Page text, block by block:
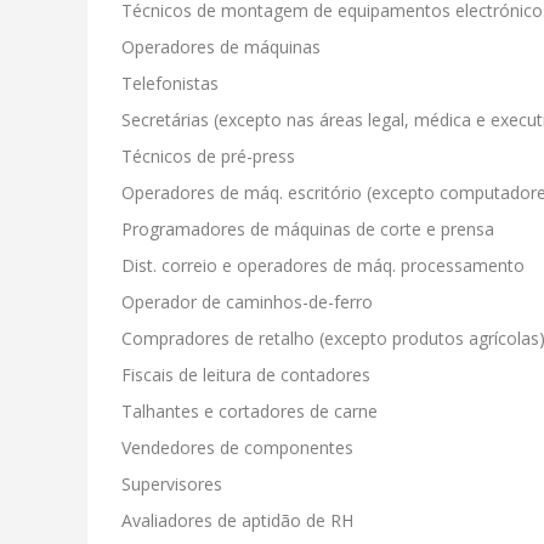
Técnicos de montagem de equipamentos
Operadores de máquinas
Telefonistas
Secretárias (excepto nas áreas legal, médica e
Técnicos de pré-press
Operadores de máq. escritório (excepto
Programadores de máquinas de corte e prensa
Dist. correio e operadores de máq. processamento
Operador de caminhos-de-ferro
Compradores de retalho (excepto produtos agrícolas)
Fiscais de leitura de contadores
Talhantes e cortadores de carne
Vendedores de componentes
Supervisores
Avaliadores de aptidão de RH